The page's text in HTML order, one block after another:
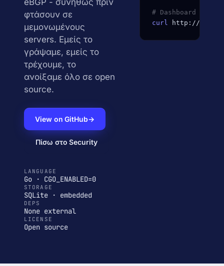
eBGP - συνήθως πριν
φτάσουν σε
μεμονωμένους
servers. Εμείς το
γράψαμε, εμείς το
τρέχουμε, το
ανοίξαμε όλο σε open
source.
View on GitHub→
Πίσω στο Security
LANGUAGE
Go · CGO_ENABLED=0
STORAGE
SQLite · embedded
DEPS
None external
LICENSE
Open source
# Dashboard on
curl http://